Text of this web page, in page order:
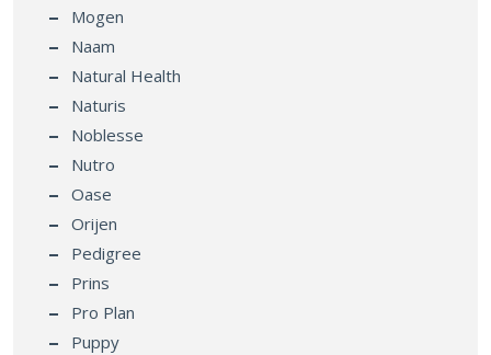
Mogen
Naam
Natural Health
Naturis
Noblesse
Nutro
Oase
Orijen
Pedigree
Prins
Pro Plan
Puppy